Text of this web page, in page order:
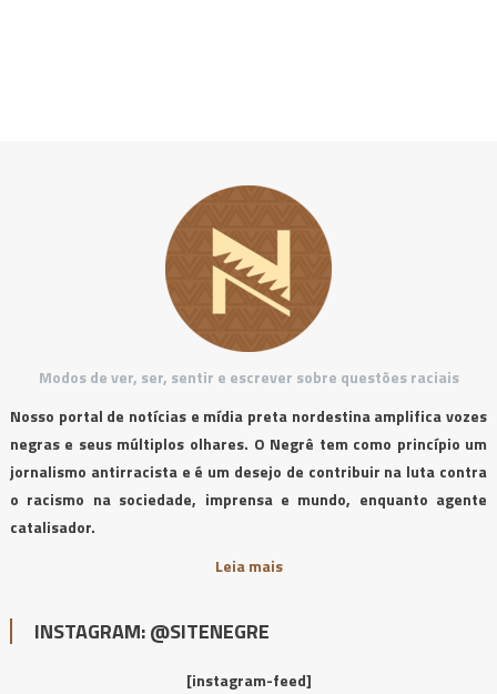
Modos de ver, ser, sentir e escrever sobre questões raciais
Nosso portal de notícias e mídia preta nordestina amplifica vozes
negras e seus múltiplos olhares. O Negrê tem como princípio um
jornalismo antirracista e é um desejo de contribuir na luta contra
o racismo na sociedade, imprensa e mundo, enquanto agente
catalisador.
Leia mais
INSTAGRAM: @SITENEGRE
[instagram-feed]